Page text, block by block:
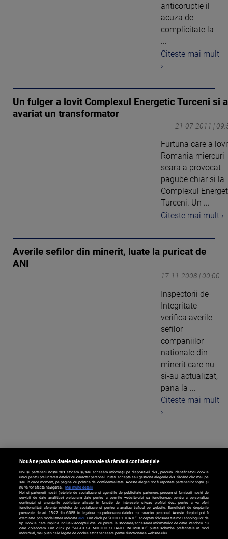
anticoruptie il
acuza de
complicitate la
...
Citeste mai mult
›
Un fulger a lovit Complexul Energetic Turceni si a
avariat un transformator
21-07-2011 |
Furtuna care a
Romania miercuri
seara a provocat
pagube chiar si la
Complexul
Turceni. Un ...
Citeste mai mult ›
Averile sefilor din minerit, luate la puricat de
ANI
17-11-2008 | 00:00
Inspectorii de
Integritate
verifica averile
sefilor
companiilor
nationale din
minerit care nu
si-au actualizat,
pana la ...
Citeste mai mult
›
1
Nouă ne pasă ca datele tale personale să rămână confidențiale
Noi și partenerii noștri 201 stocăm și/sau accesăm informații pe dispozitivul dvs., precum identificatorii cookie
unici pentru prelucrarea datelor cu caracter personal. Puteți accepta sau gestiona alegerile dvs. făcând clic mai jos
sau în orice moment, pe pagina cu politica de confidențialitate. Aceste alegeri vor fi raportate partenerilor noștri și
nu vă vor afecta navigarea.
Mai multe detalii
Noi si partenerii nostri (retelele de socializare si agentiile de publicitate partenere, precum si furnizorii nostri de
servicii de date analitice) prelucram date pentru a permite website-ului sa functioneze, pentru a personaliza
continutul si anunturile publicitare afisate in functie de interesele si/sau profilul dvs., pentru a va oferi
functionalitati aferente retelelor de socializare si pentru a analiza traficul pe website. Beneficiati de drepturile
prevazute de art. 15-22 din GDPR in legatura cu prelucrarea datelor cu caracter personal. Aceste drepturi pot fi
exercitate prin modalitatea indicataaici . Prin click pe “ACCEPT TOATE”, acceptati folosirea tuturor Tehnologiilor de
tip Cookie, care implica inclusiv acceptul dvs. cu privire la stocarea/accesarea informatiilor de catre Vendor-ii cu
care colaboram. Prin click pe “VREAU SA MODIFIC SETARILE INDIVIDUAL” puteti schimba preferintele in mod
individual, mai putin cele legate de cookie strict necesare pentru functionarea website-ului.